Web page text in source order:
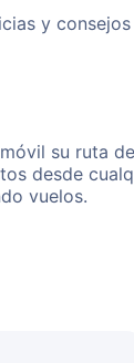
y
su ruta
desde
vuelos.